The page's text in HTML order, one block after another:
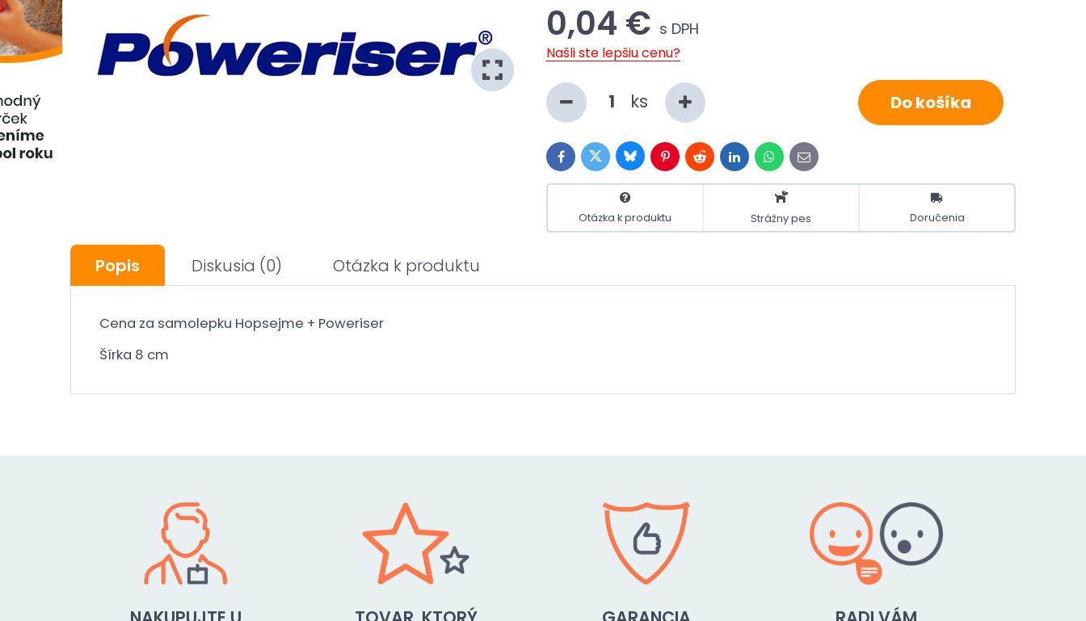
0,04 € s DPH
Našli ste lepšiu cenu?
ks Do košíka
FacebookTwitterBlueskyPinterestRedditLinkedInWhatsApp
E-
mail
Otázka k produktu Strážny pes Doručenia
Popis Diskusia (0) Otázka k produktu
Cena za samolepku Hopsejme + Poweriser
Šírka 8 cm